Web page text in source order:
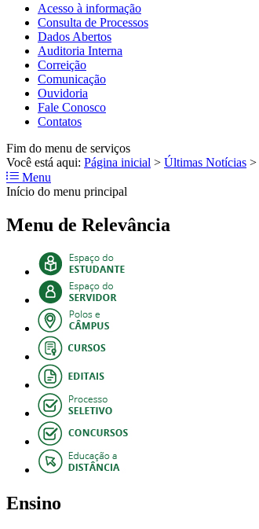
Acesso à informação
Consulta de Processos
Dados Abertos
Auditoria Interna
Correição
Comunicação
Ouvidoria
Fale Conosco
Contatos
Fim do menu de serviços
Você está aqui: Página inicial > Últimas Notícias >
Menu
Início do menu principal
Menu de Relevância
Ensino